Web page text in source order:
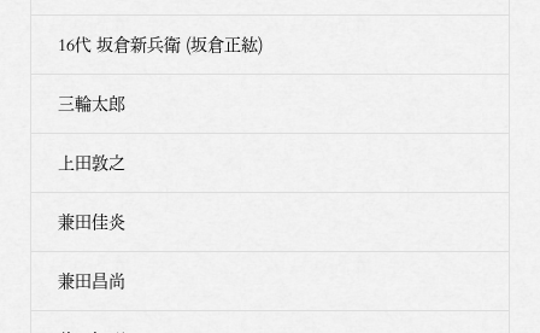
16代 坂倉新兵衛 (坂倉正紘)
三輪太郎
上田敦之
兼田佳炎
兼田昌尚